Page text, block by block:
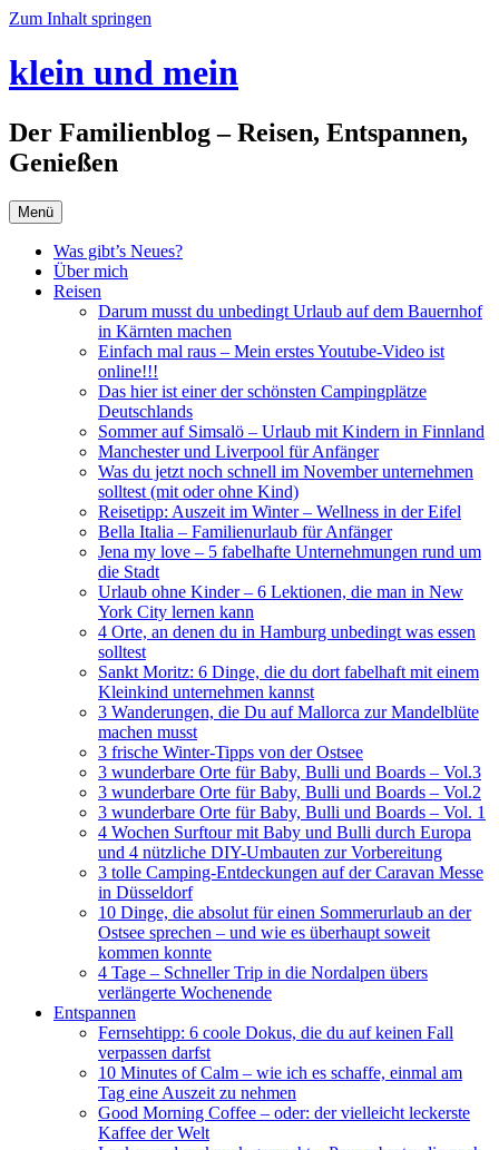
Zum Inhalt springen
klein und mein
Der Familienblog – Reisen, Entspannen,
Genießen
Menü
Was gibt’s Neues?
Über mich
Reisen
Darum musst du unbedingt Urlaub auf dem Bauernhof
in Kärnten machen
Einfach mal raus – Mein erstes Youtube-Video ist
online!!!
Das hier ist einer der schönsten Campingplätze
Deutschlands
Sommer auf Simsalö – Urlaub mit Kindern in Finnland
Manchester und Liverpool für Anfänger
Was du jetzt noch schnell im November unternehmen
solltest (mit oder ohne Kind)
Reisetipp: Auszeit im Winter – Wellness in der Eifel
Bella Italia – Familienurlaub für Anfänger
Jena my love – 5 fabelhafte Unternehmungen rund um
die Stadt
Urlaub ohne Kinder – 6 Lektionen, die man in New
York City lernen kann
4 Orte, an denen du in Hamburg unbedingt was essen
solltest
Sankt Moritz: 6 Dinge, die du dort fabelhaft mit einem
Kleinkind unternehmen kannst
3 Wanderungen, die Du auf Mallorca zur Mandelblüte
machen musst
3 frische Winter-Tipps von der Ostsee
3 wunderbare Orte für Baby, Bulli und Boards – Vol.3
3 wunderbare Orte für Baby, Bulli und Boards – Vol.2
3 wunderbare Orte für Baby, Bulli und Boards – Vol. 1
4 Wochen Surftour mit Baby und Bulli durch Europa
und 4 nützliche DIY-Umbauten zur Vorbereitung
3 tolle Camping-Entdeckungen auf der Caravan Messe
in Düsseldorf
10 Dinge, die absolut für einen Sommerurlaub an der
Ostsee sprechen – und wie es überhaupt soweit
kommen konnte
4 Tage – Schneller Trip in die Nordalpen übers
verlängerte Wochenende
Entspannen
Fernsehtipp: 6 coole Dokus, die du auf keinen Fall
verpassen darfst
10 Minutes of Calm – wie ich es schaffe, einmal am
Tag eine Auszeit zu nehmen
Good Morning Coffee – oder: der vielleicht leckerste
Kaffee der Welt